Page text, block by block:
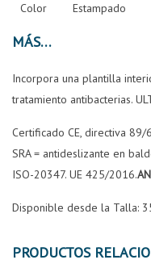
Color Estampado
MÁS
Incorpora una plantilla
tratamiento antibacterias.
Certificado CE, directiva 89/
SRA = antideslizante en
ISO-20347. UE 425/2016.
Disponible desde la Talla: